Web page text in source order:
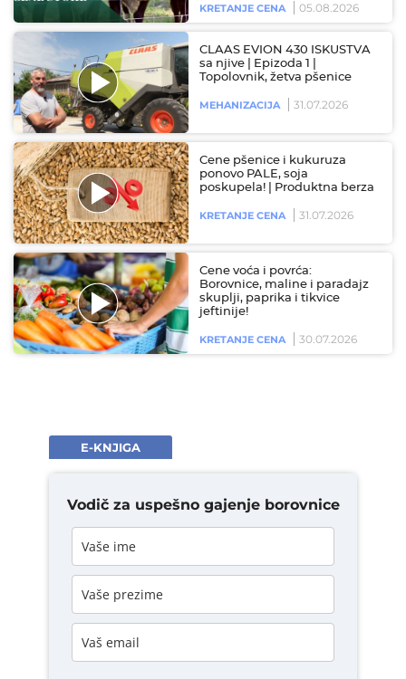
KRETANJE CENA 05.08.2026
CLAAS EVION 430 ISKUSTVA
sa njive | Epizoda 1 |
Topolovnik, žetva pšenice
MEHANIZACIJA 31.07.2026
Cene pšenice i kukuruza
ponovo PALE, soja
poskupela! | Produktna berza
KRETANJE CENA 31.07.2026
Cene voća i povrća:
Borovnice, maline i paradajz
skuplji, paprika i tikvice
jeftinije!
KRETANJE CENA 30.07.2026
E-KNJIGA
Vodič za uspešno gajenje borovnice